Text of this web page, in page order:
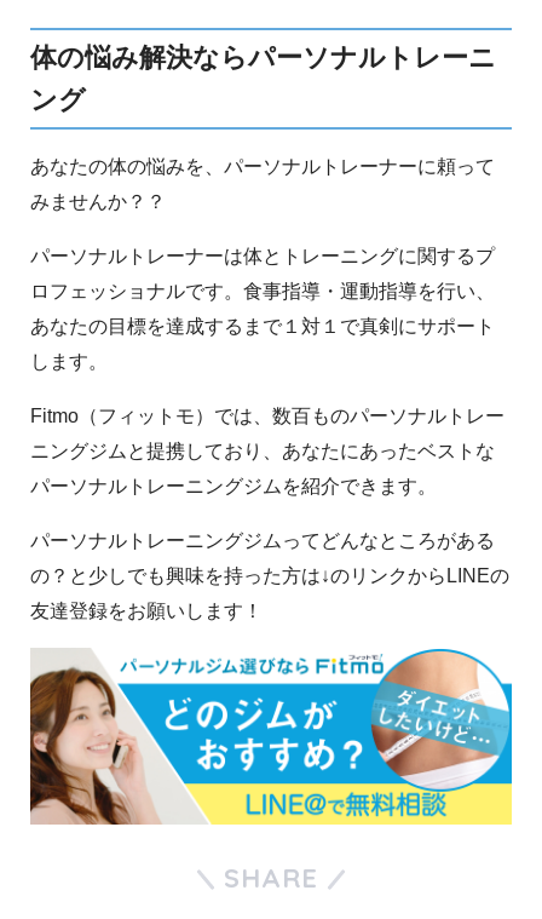
体の悩み解決ならパーソナルトレーニ
ング
あなたの体の悩みを、パーソナルトレーナーに頼って
みませんか？？
パーソナルトレーナーは体とトレーニングに関するプ
ロフェッショナルです。食事指導・運動指導を行い、
あなたの目標を達成するまで１対１で真剣にサポート
します。
Fitmo（フィットモ）では、数百ものパーソナルトレー
ニングジムと提携しており、あなたにあったベストな
パーソナルトレーニングジムを紹介できます。
パーソナルトレーニングジムってどんなところがある
の？と少しでも興味を持った方は↓のリンクからLINEの
友達登録をお願いします！
SHARE